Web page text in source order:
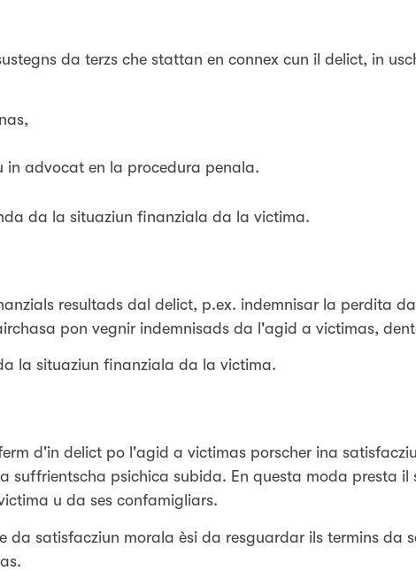
da terzs che stattan en connex cun il delict, in
in advocat en la procedura penala.
da la situaziun finanziala da la victima.
resultads dal delict, p.ex. indemnisar la perdita
pon vegnir indemnisads da l'agid a victimas,
la situaziun finanziala da la victima.
d'in delict po l'agid a victimas porscher ina
suffrientscha psichica subida. En questa moda presta
u da ses confamigliars.
da satisfacziun morala èsi da resguardar ils termins da